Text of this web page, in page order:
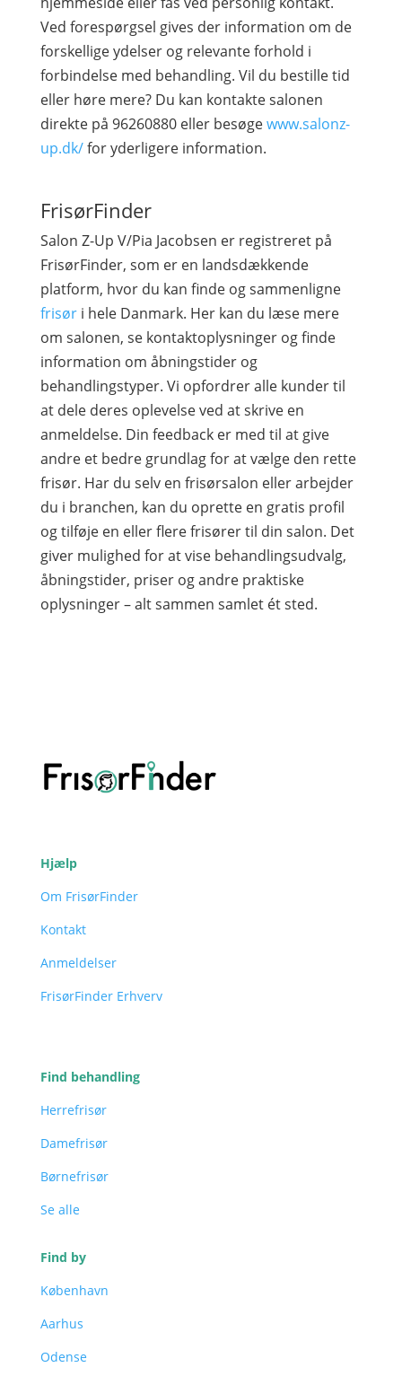
Ved forespørgsel gives der information om de
forskellige ydelser og relevante forhold i
forbindelse med behandling. Vil du bestille tid
eller høre mere? Du kan kontakte salonen
direkte på 96260880 eller besøgewww.salonz-
up.dk/for yderligere information.
FrisørFinder
Salon Z-Up V/Pia Jacobsen er registreret på
FrisørFinder, som er en landsdækkende
platform, hvor du kan finde og sammenligne
frisøri hele Danmark. Her kan du læse mere
om salonen, se kontaktoplysninger og finde
information om åbningstider og
behandlingstyper. Vi opfordrer alle kunder til
at dele deres oplevelse ved at skrive en
anmeldelse. Din feedback er med til at give
andre et bedre grundlag for at vælge den rette
frisør. Har du selv en frisørsalon eller arbejder
du i branchen, kan du oprette en gratis profil
og tilføje en eller flere frisører til din salon. Det
giver mulighed for at vise behandlingsudvalg,
åbningstider, priser og andre praktiske
oplysninger – alt sammen samlet ét sted.
Hjælp
Om FrisørFinder
Kontakt
Anmeldelser
FrisørFinder Erhverv
Find behandling
Herrefrisør
Damefrisør
Børnefrisør
Se alle
Find by
København
Aarhus
Odense